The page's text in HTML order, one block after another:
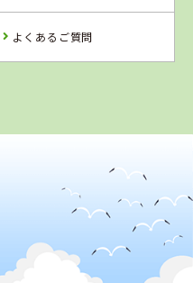
予 約
詳 細
学
静岡県
遠鉄磐田自動車
よくあるご質問